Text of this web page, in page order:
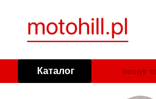
Каталог